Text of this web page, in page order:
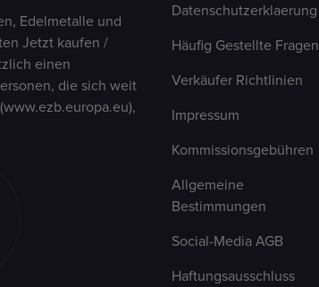
Edelmetalle und
Jetzt kaufen /
einen
die sich weit
Datenschutzerklaerung
Häufig Gestellte Fragen
Verkäufer Richtlinien
Impressum
Kommissionsgebühren
Allgemeine
Bestimmungen
Social-Media AGB
Haftungsausschluss